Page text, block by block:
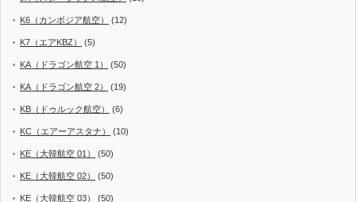
K6（カンボジア航空） (12)
K7（エアKBZ） (5)
KA（ドラゴン航空 1） (50)
KA（ドラゴン航空 2） (19)
KB（ドゥルック航空） (6)
KC（エアーアスタナ） (10)
KE（大韓航空 01） (50)
KE（大韓航空 02） (50)
KE（大韓航空 03） (50)